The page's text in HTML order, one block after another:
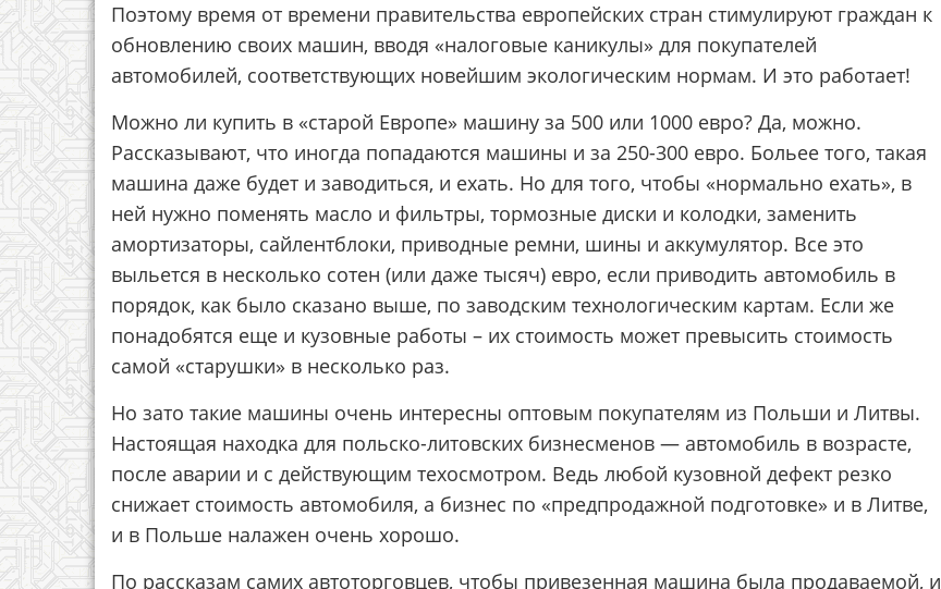
Поэтому время от времени правительства европейских стран стимулируют граждан к
обновлению своих машин, вводя «налоговые каникулы» для покупателей
автомобилей, соответствующих новейшим экологическим нормам. И это работает!
Можно ли купить в «старой Европе» машину за 500 или 1000 евро? Да, можно.
Рассказывают, что иногда попадаются машины и за 250-300 евро. Больее того, такая
машина даже будет и заводиться, и ехать. Но для того, чтобы «нормально ехать», в
ней нужно поменять масло и фильтры, тормозные диски и колодки, заменить
амортизаторы, сайлентблоки, приводные ремни, шины и аккумулятор. Все это
выльется в несколько сотен (или даже тысяч) евро, если приводить автомобиль в
порядок, как было сказано выше, по заводским технологическим картам. Если же
понадобятся еще и кузовные работы – их стоимость может превысить стоимость
самой «старушки» в несколько раз.
Но зато такие машины очень интересны оптовым покупателям из Польши и Литвы.
Настоящая находка для польско-литовских бизнесменов — автомобиль в возрасте,
после аварии и с действующим техосмотром. Ведь любой кузовной дефект резко
снижает стоимость автомобиля, а бизнес по «предпродажной подготовке» и в Литве,
и в Польше налажен очень хорошо.
По рассказам самих автоторговцев, чтобы привезенная машина была продаваемой, и